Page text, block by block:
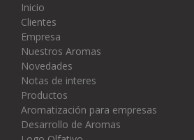
Inicio
Clientes
Empresa
Nuestros Aromas
Novedades
Notas de interes
Productos
Aromatización para empresas
Desarrollo de Aromas